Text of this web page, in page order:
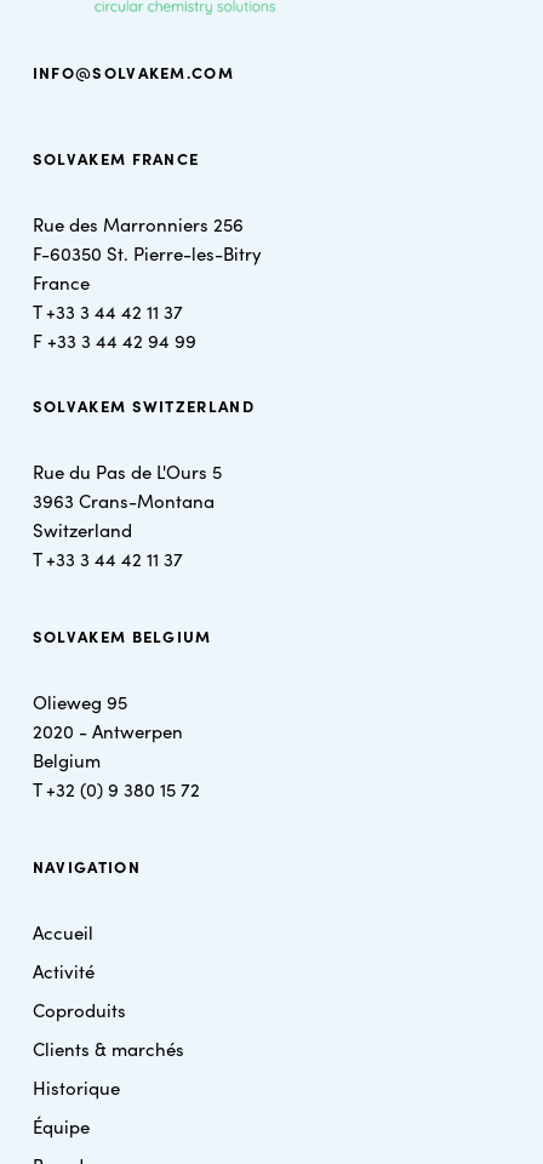
INFO@SOLVAKEM.COM
SOLVAKEM FRANCE
Rue des Marronniers 256
F-60350 St. Pierre-les-Bitry
France
T +33 3 44 42 11 37
F +33 3 44 42 94 99
SOLVAKEM SWITZERLAND
Rue du Pas de L'Ours 5
3963 Crans-Montana
Switzerland
T +33 3 44 42 11 37
SOLVAKEM BELGIUM
Olieweg 95
2020 - Antwerpen
Belgium
T+32 (0) 9 380 15 72
NAVIGATION
Accueil
Activité
Coproduits
Clients & marchés
Historique
Équipe